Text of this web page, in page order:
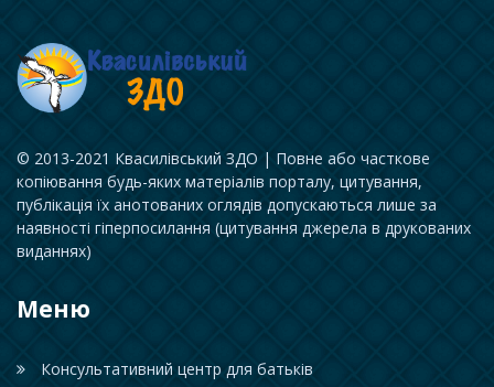
© 2013-2021 Квасилівський ЗДО | Повне або часткове
копіювання будь-яких матеріалів порталу, цитування,
публікація їх анотованих оглядів допускаються лише за
наявності гіперпосилання (цитування джерела в друкованих
виданнях)
Меню
Консультативний центр для батьків